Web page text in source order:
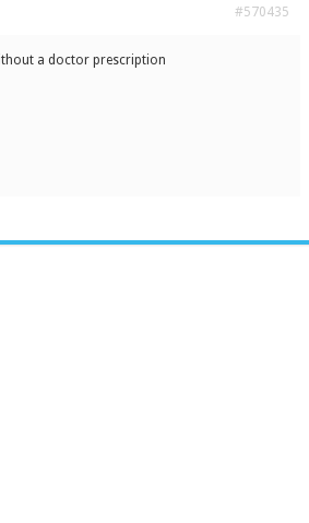
#570435
a doctor prescription